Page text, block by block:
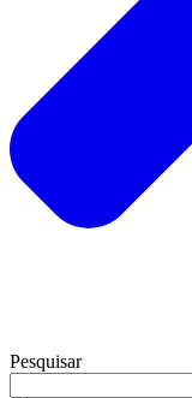
Pesquisar